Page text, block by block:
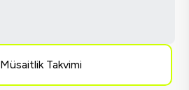
Müsaitlik Takvimi